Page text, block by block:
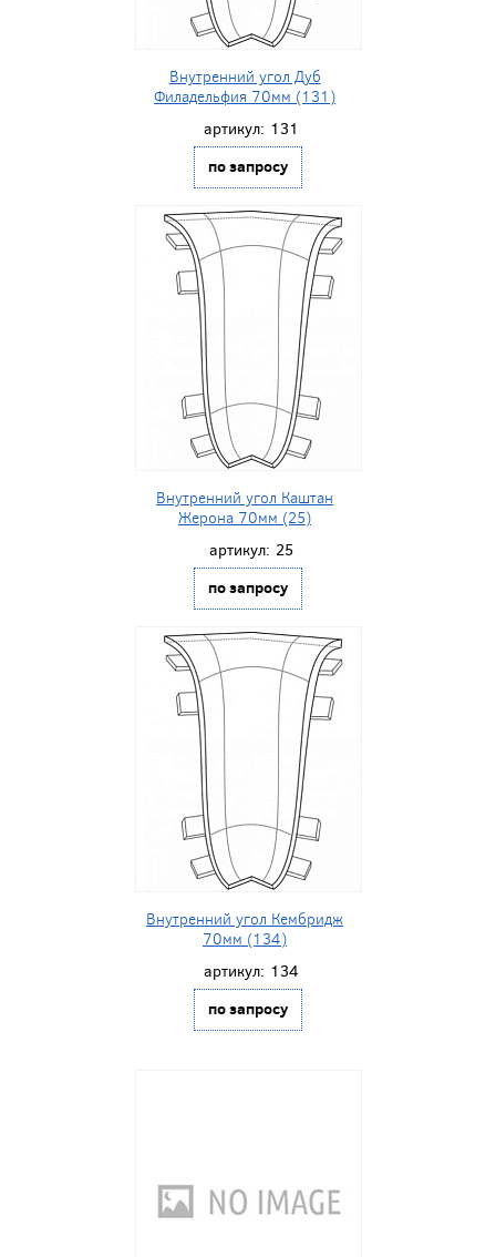
Внутренний угол Дуб
Филадельфия 70мм (131)
артикул: 131
по запросу
Внутренний угол Каштан
Жерона 70мм (25)
артикул: 25
по запросу
Внутренний угол Кембридж
70мм (134)
артикул: 134
по запросу